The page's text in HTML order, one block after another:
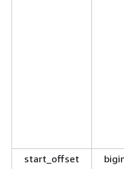
start_offset